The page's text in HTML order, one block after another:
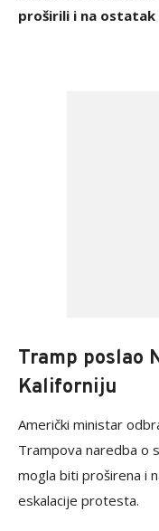
proširili i na ostatak
Tramp poslao
Kaliforniju
Američki ministar
Trampova naredba o
mogla biti proširena i
eskalacije protesta.